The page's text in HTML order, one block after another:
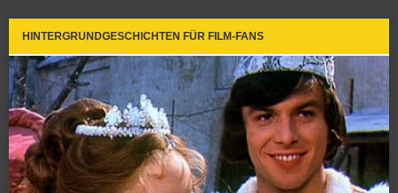
HINTERGRUNDGESCHICHTEN FÜR FILM-FANS